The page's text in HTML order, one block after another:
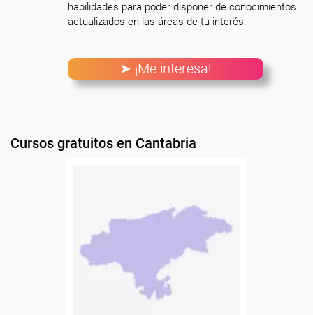
habilidades para poder disponer de conocimientos
actualizados en las áreas de tu interés.
➤ ¡Me interesa!
Cursos gratuitos en Cantabria